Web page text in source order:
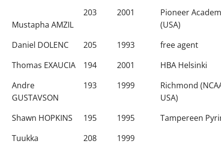
Mustapha AMZIL
203 2001
Pioneer
(USA)
Daniel DOLENC
205 1993
free agent
Thomas EXAUCIA
194 2001
HBA Helsinki
Andre
GUSTAVSON
193 1999
Richmond
USA)
Shawn HOPKINS
195 1995
Tampereen
Tuukka
208
1999